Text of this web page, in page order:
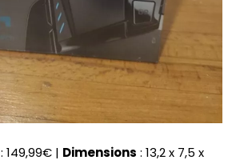
: 149,99€ | Dimensions : 13,2 x 7,5 x